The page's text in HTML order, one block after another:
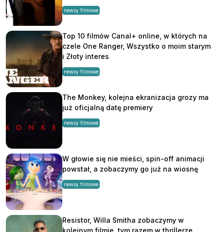
newsy filmowe
Top 10 filmów Canal+ online, w których na
czele One Ranger, Wszystko o moim starym
i Złoty interes
newsy filmowe
The Monkey, kolejna ekranizacja grozy ma
już oficjalną datę premiery
newsy filmowe
W głowie się nie mieści, spin-off animacji
powstał, a zobaczymy go już na wiosnę
newsy filmowe
Resistor, Willa Smitha zobaczymy w